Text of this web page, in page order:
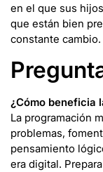
en el que sus
que están bien
constante cambio.
¿Cómo beneficia
La programación
problemas,
pensamiento
era digital.